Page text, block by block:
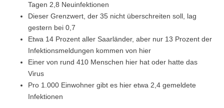
Tagen 2,8 Neuinfektionen
Dieser Grenzwert, der 35 nicht überschreiten soll, lag
gestern bei 0,7
Etwa 14 Prozent aller Saarländer, aber nur 13 Prozent der
Infektionsmeldungen kommen von hier
Einer von rund 410 Menschen hier hat oder hatte das
Virus
Pro 1.000 Einwohner gibt es hier etwa 2,4 gemeldete
Infektionen